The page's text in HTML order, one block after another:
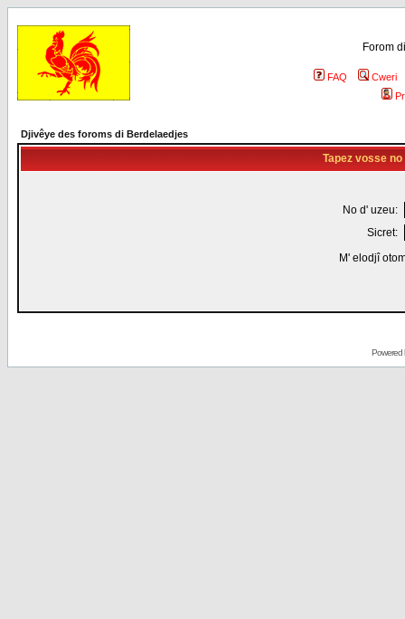
Forom
FAQ
Cweri
Djivêye des foroms di Berdelaedjes
Tapez vosse
No d' uzeu:
Sicret:
M' elodjî
Powered